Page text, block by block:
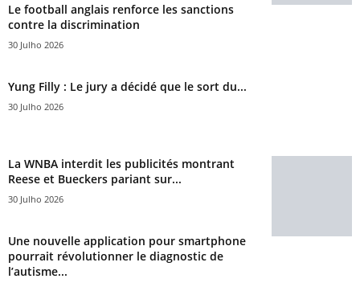
Le football anglais renforce les sanctions
contre la discrimination
30 Julho 2026
Yung Filly : Le jury a décidé que le sort du...
30 Julho 2026
La WNBA interdit les publicités montrant
Reese et Bueckers pariant sur...
30 Julho 2026
Une nouvelle application pour smartphone
pourrait révolutionner le diagnostic de
l’autisme...